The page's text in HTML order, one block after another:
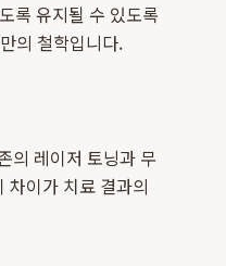
록 유지될 수 있도록
만의 철학입니다.
의 레이저 토닝과 무
이가 치료 결과의